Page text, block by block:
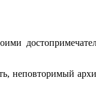
неповторимый